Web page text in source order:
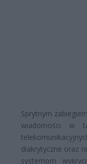
Sprytnym
wiadomości w
diakrytyczne oraz
systemom